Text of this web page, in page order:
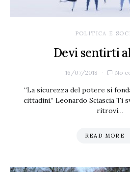
POLITICA E
Devi sentirti
16/07/2018 No
“La sicurezza del potere si
cittadini.” Leonardo Sciascia Ti
ritrovi…
READ MORE